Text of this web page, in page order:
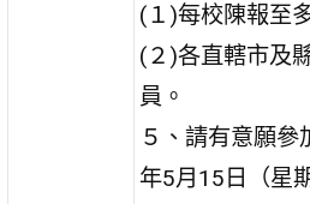
(１)每校陳報至
(２)各直轄市及
員。
５、請有意願
年5月15日（星